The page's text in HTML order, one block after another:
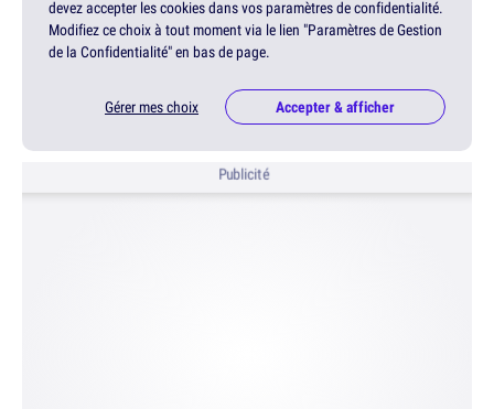
devez accepter les cookies dans vos paramètres de confidentialité.
Modifiez ce choix à tout moment via le lien "Paramètres de Gestion
de la Confidentialité" en bas de page.
Gérer mes choix Accepter & afficher
Publicité